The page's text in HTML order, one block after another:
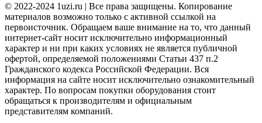
© 2022-2024 1uzi.ru | Все права защищены. Копирование
материалов возможно только с активной ссылкой на
первоисточник. Обращаем ваше внимание на то, что данный
интернет-сайт носит исключительно информационный
характер и ни при каких условиях не является публичной
офертой, определяемой положениями Статьи 437 п.2
Гражданского кодекса Российской Федерации. Вся
информация на сайте носит исключительно ознакомительный
характер. По вопросам покупки оборудования стоит
обращаться к производителям и официальным
представителям компаний.